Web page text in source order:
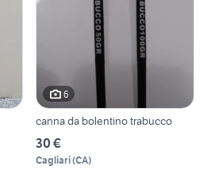
6
canna da bolentino trabucco
30 €
Cagliari(CA)